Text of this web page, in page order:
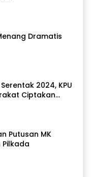
Dramatis
2024, KPU
Ciptakan
Putusan MK